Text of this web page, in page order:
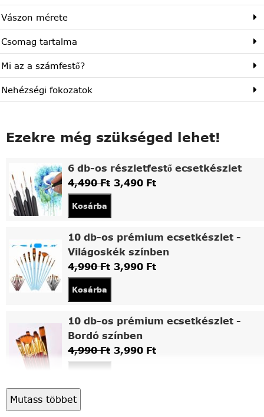
Vászon mérete
Csomag tartalma
Mi az a számfestő?
Nehézségi fokozatok
Ezekre még szükséged lehet!
6 db-os részletfestő ecsetkészlet
4,490Ft 3,490 Ft
Kosárba
10 db-os prémium ecsetkészlet -
Világoskék színben
4,990Ft 3,990 Ft
Kosárba
10 db-os prémium ecsetkészlet -
Bordó színben
4,990Ft 3,990 Ft
Asztali fa festőállvány
Mutass többet